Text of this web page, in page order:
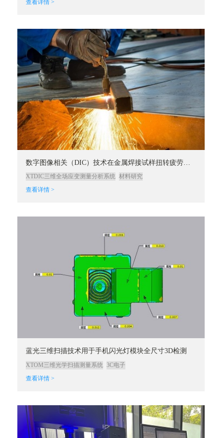
查看详情 >
数字图像相关（DIC）技术在金属焊接试样扭转疲劳试验中的应用
XTDIC三维全场应变测量分析系统 材料研究
查看详情 >
蓝光三维扫描技术用于手机闪光灯模块全尺寸3D检测
XTOM三维光学扫描测量系统 3C电子
查看详情 >